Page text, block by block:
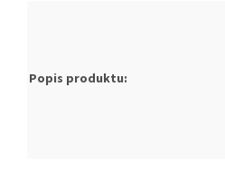
Popis produktu: